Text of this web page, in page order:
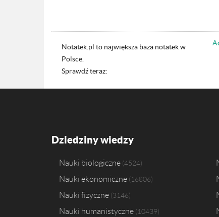
Notatek.pl to największa baza notatek w
Polsce.
Sprawdź teraz:
Dziedziny wiedzy
Nauki biologiczne 4524
Nauki ekonomiczne 16806
Nauki fizyczne 3146
Nauki humanistyczne 10439